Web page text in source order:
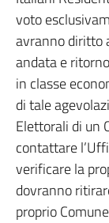
voto
avranno diritto
andata e
in classe
di tale
Elettorali di un
contattare
verificare la
dovranno
proprio